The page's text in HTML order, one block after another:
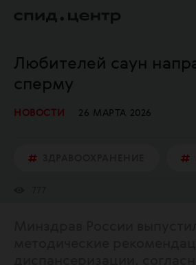
Любителей саун
сперму
НОВОСТИ 26 МАРТА 2026